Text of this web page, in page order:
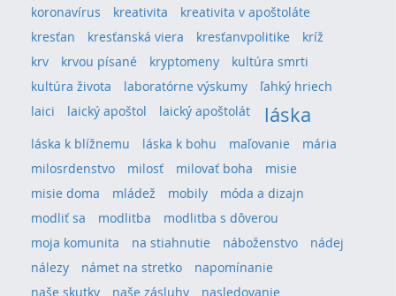
koronavírus
kreativita
kreativita v apoštoláte
kresťan
kresťanská viera kresťanvpolitike
kríž
krv
krvou písané kryptomeny
kultúra smrti
kultúra života
laboratórne výskumy
ľahký hriech
laici
laický apoštol laický apoštolát láska
láska k blížnemu láska k bohu maľovanie
mária
milosrdenstvo
milosť milovať boha
misie
misie doma
mládež mobily
móda a dizajn
modliť sa
modlitba
modlitba s dôverou
moja komunita
na stiahnutie náboženstvo
nádej
nálezy
námet na stretko
napomínanie
naše skutky
naše zásluhy
nasledovanie